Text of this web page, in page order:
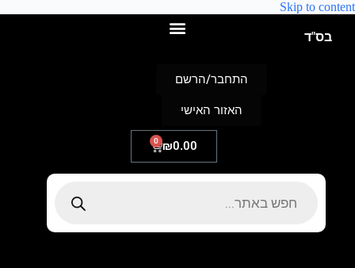
Skip to content
בס"ד
₪0.00
0
התחבר/הרשם
האזור האישי